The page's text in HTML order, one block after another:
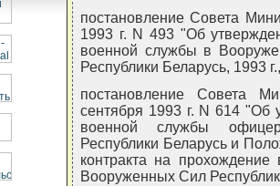
постановление Совета
1993 г. N 493 "Об
военной службы в
Республики Беларусь, 1993
постановление Совета
сентября 1993 г. N 614 "Об
военной службы
Республики Беларусь и
контракта на
Вооруженных Сил